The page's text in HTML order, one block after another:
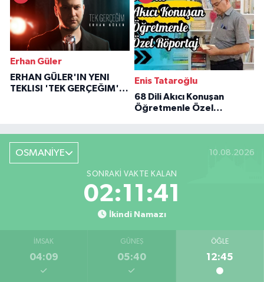
Erhan Güler
ERHAN GÜLER'IN YENI
TEKLISI 'TEK GERÇEĞIM'LE
Enis Tataroğlu
68 Dili Akıcı Konuşan
Öğretmenle Özel
OSMANİYE 10.08.2026
SONRAKI VAKTE KALAN
02:11:40
İkindi Namazı
İMSAK
04:09
GÜNEŞ
05:40
ÖĞLE
12:45